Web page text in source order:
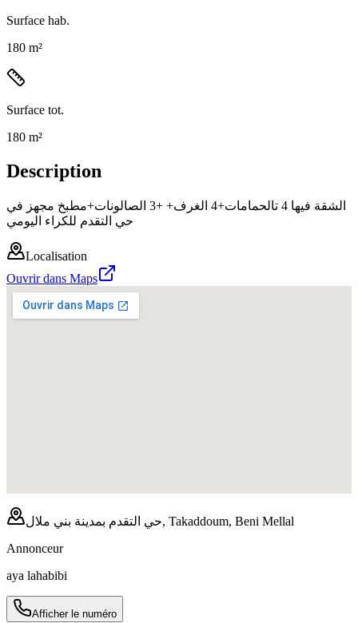
Surface hab.
180 m²
Surface tot.
180 m²
Description
الشقة فيها 4 تالحمامات+4 الغرف+ +3 الصالونات+مطبخ مجهز في
حي التقدم للكراء اليومي
Localisation
Ouvrir dans Maps
حي التقدم بمدينة بني ملال, Takaddoum, Beni Mellal
Annonceur
aya lahabibi
Afficher le numéro